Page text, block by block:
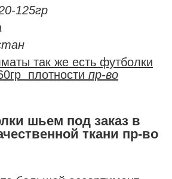
125гр
так же есть футболки
плотности пр-во
шьем под заказ в
ткани пр-во